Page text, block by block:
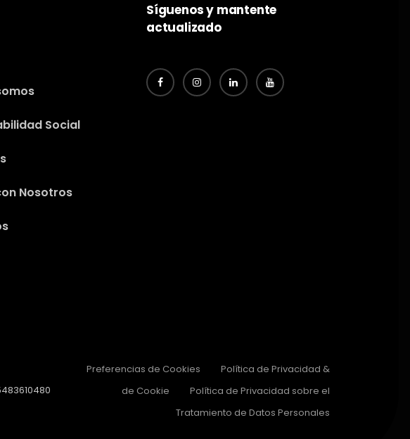
Social
Nosotros
Síguenos y mantente
actualizado
Preferencias de Cookies
Política de Privacidad &
de Cookie
Política de Privacidad sobre el
Tratamiento de Datos Personales